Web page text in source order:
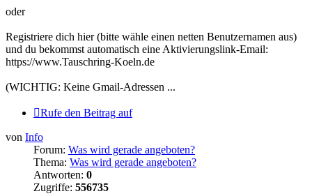
oder
Registriere dich hier (bitte wähle einen netten Benutzernamen aus)
und du bekommst automatisch eine Aktivierungslink-Email:
https://www.Tauschring-Koeln.de
(WICHTIG: Keine Gmail-Adressen ...
Rufe den Beitrag auf
von Info
Forum: Was wird gerade angeboten?
Thema: Was wird gerade angeboten?
Antworten: 0
Zugriffe: 556735